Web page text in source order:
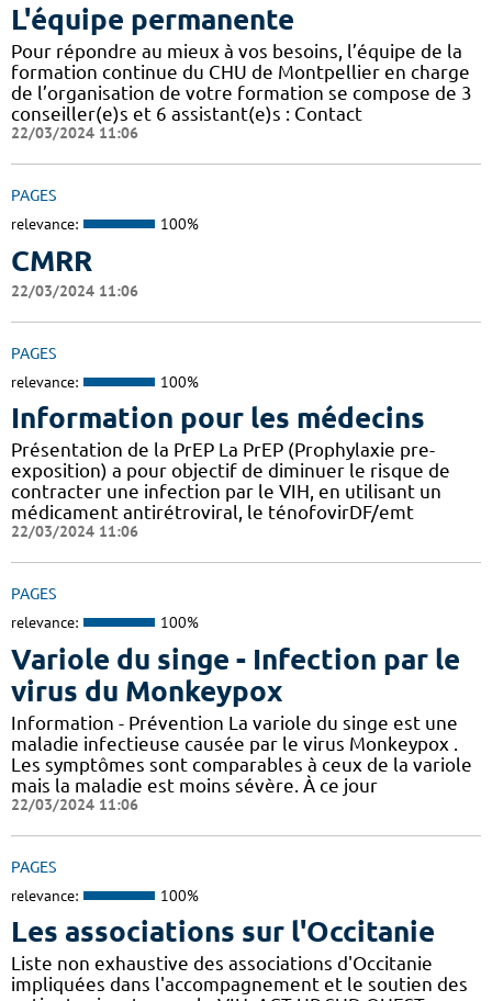
L'équipe permanente
Pour répondre au mieux à vos besoins, l’équipe de la
formation continue du CHU de Montpellier en charge
de l’organisation de votre formation se compose de 3
conseiller(e)s et 6 assistant(e)s : Contact
22/03/2024 11:06
PAGES
relevance: 100%
CMRR
22/03/2024 11:06
PAGES
relevance: 100%
Information pour les médecins
Présentation de la PrEP La PrEP (Prophylaxie pre-
exposition) a pour objectif de diminuer le risque de
contracter une infection par le VIH, en utilisant un
médicament antirétroviral, le ténofovirDF/emt
22/03/2024 11:06
PAGES
relevance: 100%
Variole du singe - Infection par le
virus du Monkeypox
Information - Prévention La variole du singe est une
maladie infectieuse causée par le virus Monkeypox .
Les symptômes sont comparables à ceux de la variole
mais la maladie est moins sévère. À ce jour
22/03/2024 11:06
PAGES
relevance: 100%
Les associations sur l'Occitanie
Liste non exhaustive des associations d'Occitanie
impliquées dans l'accompagnement et le soutien des